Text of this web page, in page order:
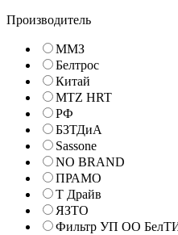
Производитель
ММЗ
Белтрос
Китай
MTZ HRT
РФ
БЗТДиА
Sassone
NO BRAND
ПРАМО
Т Драйв
ЯЗТО
Фильтр УП ОО